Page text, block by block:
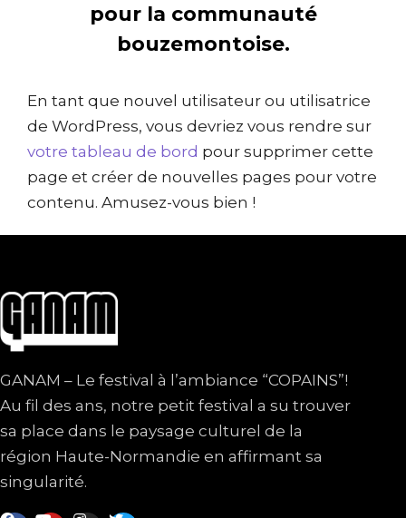
pour la communauté
bouzemontoise.
En tant que nouvel utilisateur ou utilisatrice
de WordPress, vous devriez vous rendre sur
votre tableau de bord pour supprimer cette
page et créer de nouvelles pages pour votre
contenu. Amusez-vous bien !
GANAM – Le festival à l’ambiance “COPAINS”!
Au fil des ans, notre petit festival a su trouver
sa place dans le paysage culturel de la
région Haute-Normandie en affirmant sa
singularité.